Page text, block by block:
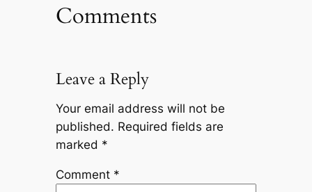
Comments
Leave a Reply
Your email address will not be
published. Required fields are
marked *
Comment *